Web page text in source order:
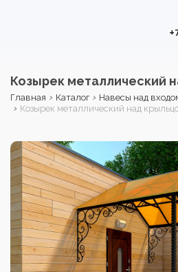
Козырек металлический
Главная › Каталог › Навесы над
› Козырек металлический над